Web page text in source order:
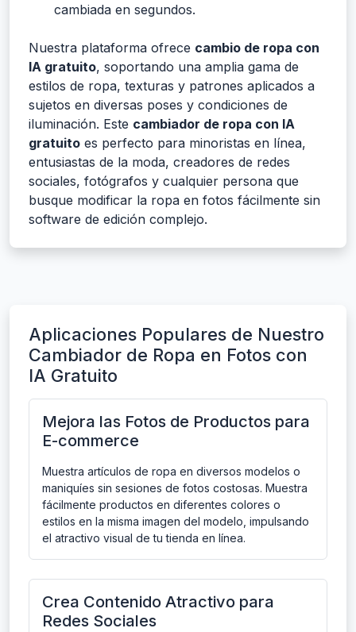
cambiada en segundos.
Nuestra plataforma ofrece cambio de ropa con
IA gratuito, soportando una amplia gama de
estilos de ropa, texturas y patrones aplicados a
sujetos en diversas poses y condiciones de
iluminación. Este cambiador de ropa con IA
gratuito es perfecto para minoristas en línea,
entusiastas de la moda, creadores de redes
sociales, fotógrafos y cualquier persona que
busque modificar la ropa en fotos fácilmente sin
software de edición complejo.
Aplicaciones Populares de Nuestro
Cambiador de Ropa en Fotos con
IA Gratuito
Mejora las Fotos de Productos para
E-commerce
Muestra artículos de ropa en diversos modelos o
maniquíes sin sesiones de fotos costosas. Muestra
fácilmente productos en diferentes colores o
estilos en la misma imagen del modelo, impulsando
el atractivo visual de tu tienda en línea.
Crea Contenido Atractivo para
Redes Sociales